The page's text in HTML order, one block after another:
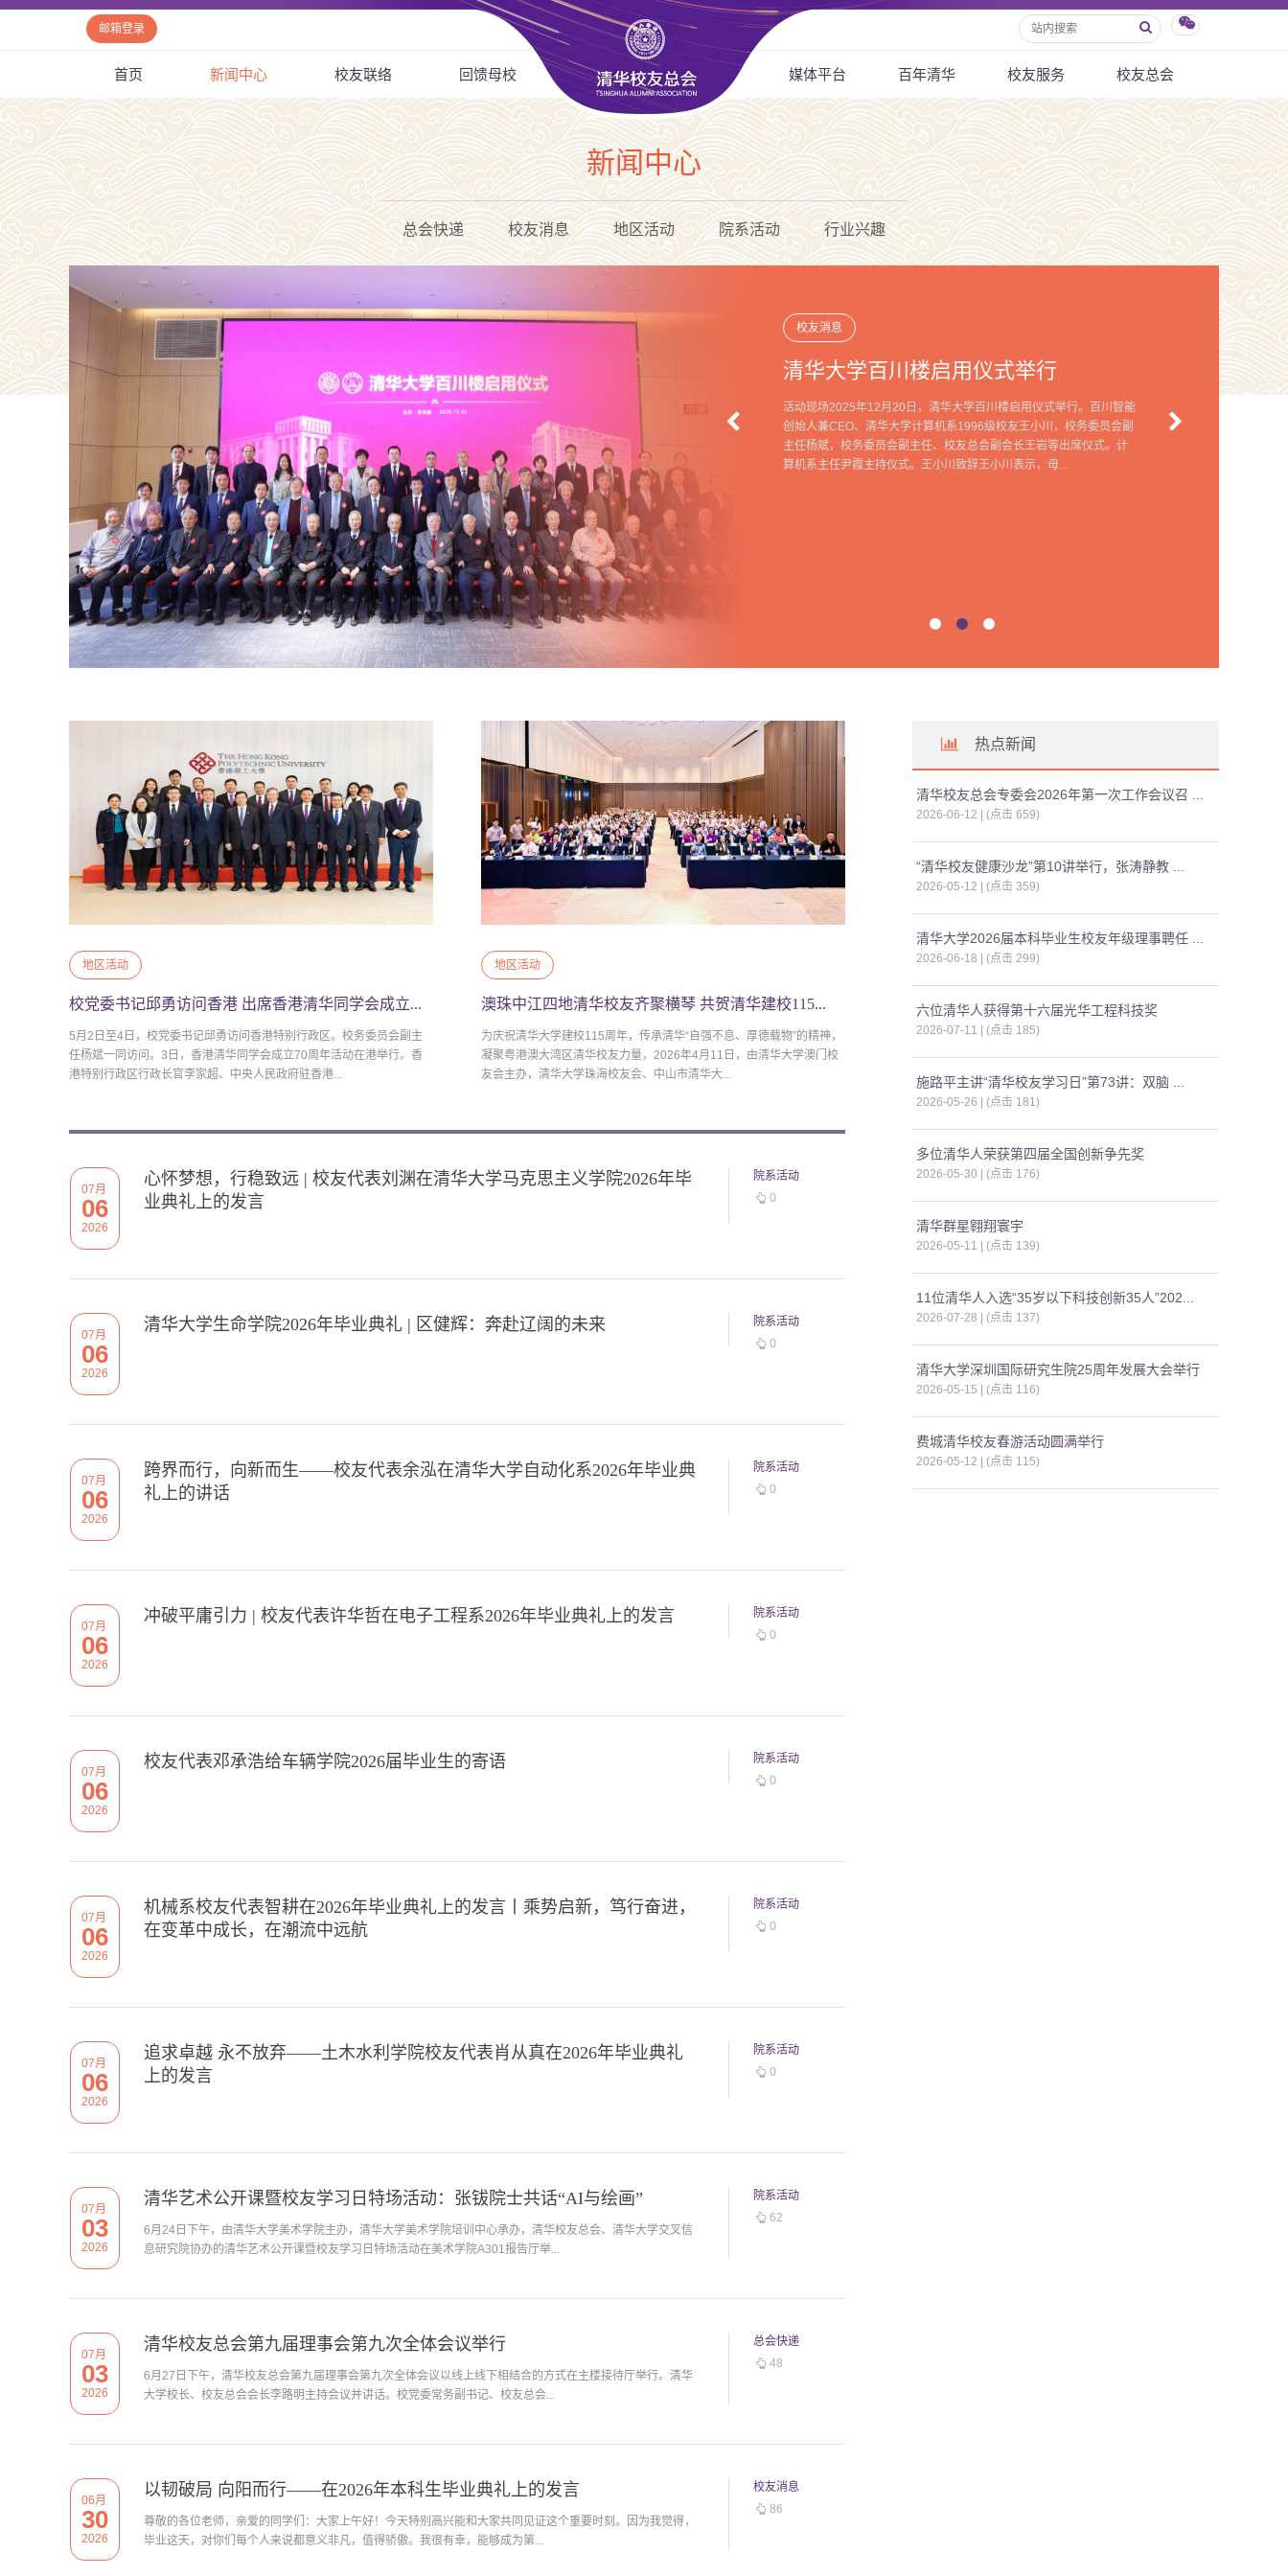
邮箱登录
首页 新闻中心 校友联络 回馈母校 媒体平台 百年清华 校友服务 校友总会
新闻中心
总会快递 校友消息 地区活动 院系活动 行业兴趣
校友消息
清华大学百川楼启用仪式举行
活动现场2025年12月20日，清华大学百川楼启用仪式举行。百川智能
创始人兼CEO、清华大学计算机系1996级校友王小川，校务委员会副
主任杨斌，校务委员会副主任、校友总会副会长王岩等出席仪式。计
算机系主任尹霞主持仪式。王小川致辞王小川表示，母...
热点新闻
清华校友总会专委会2026年第一次工作会议召 ...
2026-06-12 | (点击 659)
“清华校友健康沙龙”第10讲举行，张涛静教 ...
2026-05-12 | (点击 359)
清华大学2026届本科毕业生校友年级理事聘任 ...
2026-06-18 | (点击 299)
六位清华人获得第十六届光华工程科技奖
2026-07-11 | (点击 185)
施路平主讲“清华校友学习日”第73讲：双脑 ...
2026-05-26 | (点击 181)
多位清华人荣获第四届全国创新争先奖
2026-05-30 | (点击 176)
清华群星翱翔寰宇
2026-05-11 | (点击 139)
11位清华人入选“35岁以下科技创新35人”202...
2026-07-28 | (点击 137)
清华大学深圳国际研究生院25周年发展大会举行
2026-05-15 | (点击 116)
费城清华校友春游活动圆满举行
2026-05-12 | (点击 115)
校党委书记邱勇访问香港 出席香港清华同学会成立...
5月2日至4日，校党委书记邱勇访问香港特别行政区。校务委员会副主
任杨斌一同访问。3日，香港清华同学会成立70周年活动在港举行。香
港特别行政区行政长官李家超、中央人民政府驻香港...
地区活动
澳珠中江四地清华校友齐聚横琴 共贺清华建校115...
为庆祝清华大学建校115周年，传承清华“自强不息、厚德载物”的精神，
凝聚粤港澳大湾区清华校友力量，2026年4月11日，由清华大学澳门校
友会主办，清华大学珠海校友会、中山市清华大...
地区活动
07月
06
2026
心怀梦想，行稳致远 | 校友代表刘渊在清华大学马克思主义学院2026年毕
业典礼上的发言
院系活动
0
07月
06
2026
清华大学生命学院2026年毕业典礼 | 区健辉：奔赴辽阔的未来
院系活动
0
07月
06
2026
跨界而行，向新而生——校友代表余泓在清华大学自动化系2026年毕业典
礼上的讲话
院系活动
0
07月
06
2026
冲破平庸引力 | 校友代表许华哲在电子工程系2026年毕业典礼上的发言
院系活动
0
07月
06
2026
校友代表邓承浩给车辆学院2026届毕业生的寄语
院系活动
0
07月
06
2026
机械系校友代表智耕在2026年毕业典礼上的发言丨乘势启新，笃行奋进，
在变革中成长，在潮流中远航
院系活动
0
07月
06
2026
追求卓越 永不放弃——土木水利学院校友代表肖从真在2026年毕业典礼
上的发言
院系活动
0
07月
03
2026
清华艺术公开课暨校友学习日特场活动：张钹院士共话“AI与绘画”
6月24日下午，由清华大学美术学院主办，清华大学美术学院培训中心承办，清华校友总会、清华大学交叉信
息研究院协办的清华艺术公开课暨校友学习日特场活动在美术学院A301报告厅举...
院系活动
62
07月
03
2026
清华校友总会第九届理事会第九次全体会议举行
6月27日下午，清华校友总会第九届理事会第九次全体会议以线上线下相结合的方式在主楼接待厅举行。清华
大学校长、校友总会会长李路明主持会议并讲话。校党委常务副书记、校友总会...
总会快递
48
06月
30
2026
以韧破局 向阳而行——在2026年本科生毕业典礼上的发言
尊敬的各位老师，亲爱的同学们：大家上午好！今天特别高兴能和大家共同见证这个重要时刻。因为我觉得，
毕业这天，对你们每个人来说都意义非凡，值得骄傲。我很有幸，能够成为第...
校友消息
86